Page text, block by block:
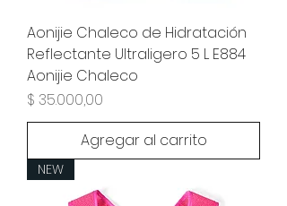
Aonijie Chaleco de Hidratación
Reflectante Ultraligero 5 L E884
Aonijie Chaleco
Precio
$ 35.000,00
Agregar al carrito
NEW